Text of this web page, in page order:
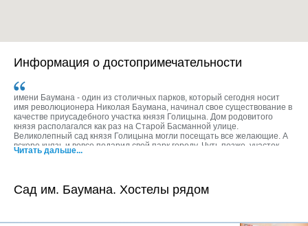
Информация о достопримечательности
имени Баумана - один из столичных парков, который сегодня носит
имя революционера Николая Баумана, начинал свое существование в
качестве приусадебного участка князя Голицына. Дом родовитого
князя располагался как раз на Старой Басманной улице.
Великолепный сад князя Голицына могли посещать все желающие. А
вскоре князь и вовсе подарил свой парк городу. Чуть позже, участок
рядом с садом приобрел один из самых богатых жителей Москвы того
"Бельведер" являются одними из главных достопримечательностей
парка. Но это далеко не единственный уникальный памятник сада. В
Читать дальше...
Сад им. Баумана. Хостелы рядом